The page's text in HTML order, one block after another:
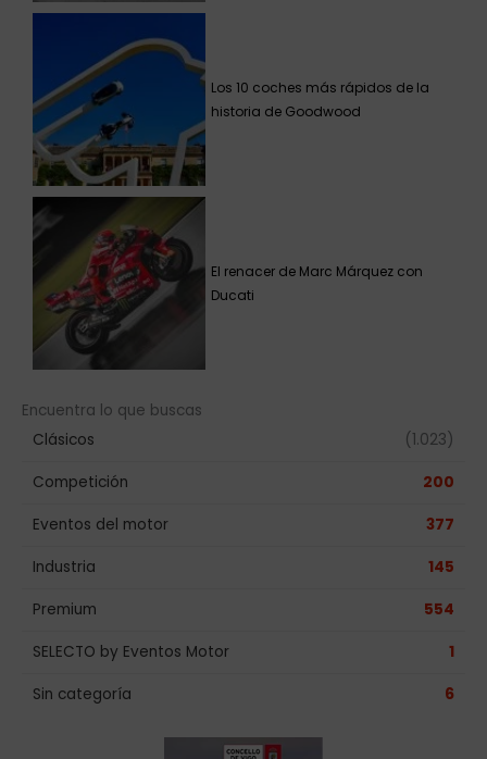
Los 10 coches más rápidos de la
historia de Goodwood
El renacer de Marc Márquez con
Ducati
Encuentra lo que buscas
Clásicos
(1.023)
Competición 200
Eventos del motor 377
Industria 145
Premium 554
SELECTO by Eventos Motor 1
Sin categoría 6